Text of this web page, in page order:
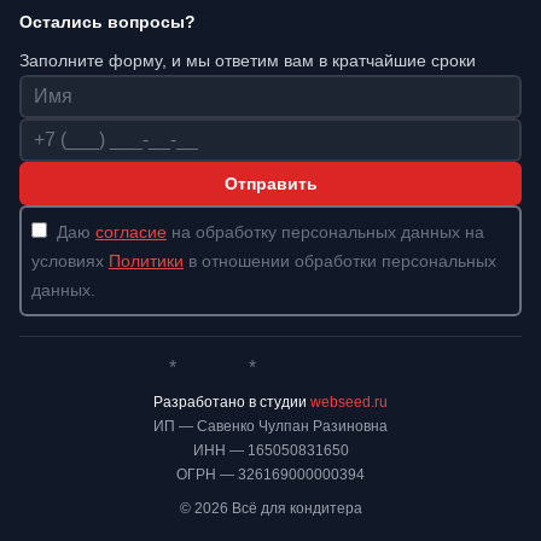
Остались вопросы?
Заполните форму, и мы ответим вам в кратчайшие сроки
Имя
Телефон
Отправить
Даю согласие на обработку персональных данных на
условиях Политики в отношении обработки персональных
данных.
ИП — Савенко Чулпан Разиновна
ИНН — 165050831650
ОГРН — 326169000000394
© 2026 Всё для кондитера
* *
Разработано в студии webseed.ru